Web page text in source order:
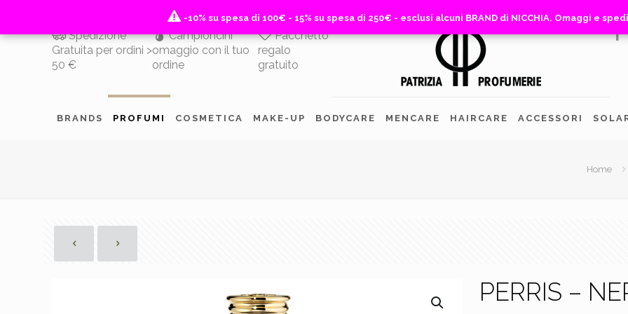
Spedizione
Gratuita per ordini >
50 €
Campioncini
omaggio con il tuo
ordine
Pacchetto
regalo
gratuito
BRANDS PROFUMI COSMETICA MAKE-UP BODYCARE MENCARE HAIRCARE ACCESSORI
Home
PERRIS –
-10% su spesa di 100€ - 15% su spesa di 250€ - esclusi alcuni BRAND di NICCHIA. Omaggi e
-10% su spesa di 100€ - 15% su spesa di 250€ - esclusi alcuni BRAND di NICCHIA. Omaggi e